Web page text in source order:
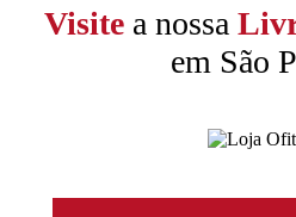
Visite a nossa
em São